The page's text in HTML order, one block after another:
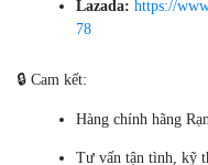
Lazada: https://
78
🔒 Cam kết:
Hàng chính hãng
Tư vấn tận tình, kỹ